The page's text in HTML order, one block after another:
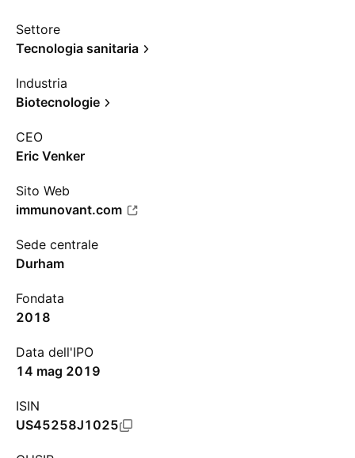
Settore
Tecnologia sanitaria
Industria
Biotecnologie
CEO
Eric Venker
Sito Web
immunovant.com
Sede centrale
Durham
Fondata
2018
Data dell'IPO
14 mag 2019
ISIN
US45258J1025